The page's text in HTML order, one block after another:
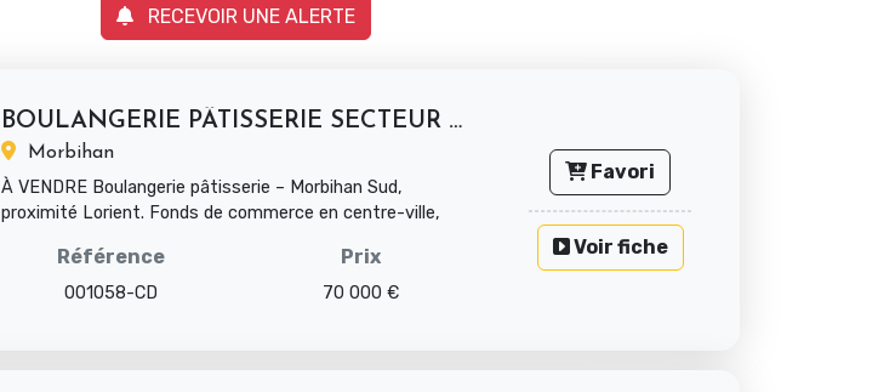
RECEVOIR UNE ALERTE
BOULANGERIE PÂTISSERIE SECTEUR LORIENT
Morbihan
À VENDRE Boulangerie pâtisserie – Morbihan Sud,
proximité Lorient. Fonds de commerce en centre-ville,
Référence
001058-CD
Prix
70 000 €
Favori
Voir fiche